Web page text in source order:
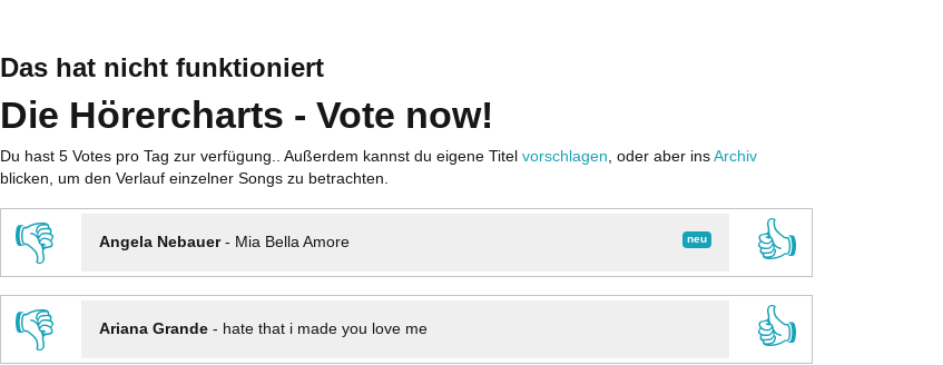
Das hat nicht funktioniert
Die Hörercharts - Vote now!
Du hast 5 Votes pro Tag zur verfügung.. Außerdem kannst du eigene Titel vorschlagen , oder aber ins Archiv
blicken, um den Verlauf einzelner Songs zu betrachten.
👎 neu
Angela Nebauer- Mia Bella Amore
👍
👎
Ariana Grande- hate that i made you love me
👍